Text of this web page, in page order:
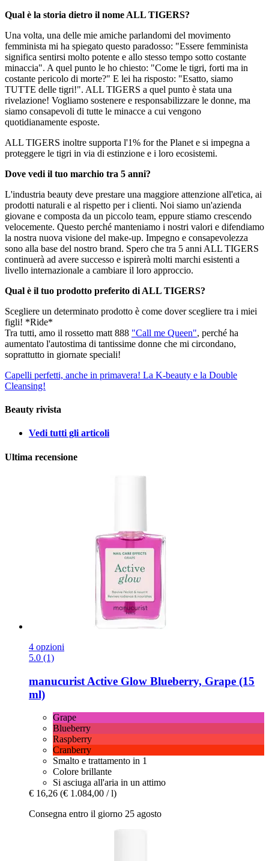
Qual è la storia dietro il nome ALL TIGERS?
Una volta, una delle mie amiche parlandomi del movimento
femminista mi ha spiegato questo paradosso: "Essere femminista
significa sentirsi molto potente e allo stesso tempo sotto costante
minaccia". A quel punto le ho chiesto: "Come le tigri, forti ma in
costante pericolo di morte?" E lei ha risposto: "Esatto, siamo
TUTTE delle tigri!". ALL TIGERS a quel punto è stata una
rivelazione! Vogliamo sostenere e responsabilizzare le donne, ma
siamo consapevoli di tutte le minacce a cui vengono
quotidianamente esposte.
ALL TIGERS inoltre supporta l'1% for the Planet e si impegna a
proteggere le tigri in via di estinzione e i loro ecosistemi.
Dove vedi il tuo marchio tra 5 anni?
L'industria beauty deve prestare una maggiore attenzione all'etica, ai
prodotti naturali e al rispetto per i clienti. Noi siamo un'azienda
giovane e composta da un piccolo team, eppure stiamo crescendo
velocemente. Questo perché manteniamo i nostri valori e difendiamo
la nostra nuova visione del make-up. Impegno e consapevolezza
sono alla base del nostro brand. Spero che tra 5 anni ALL TIGERS
continuerà ad avere successo e ispirerà molti marchi esistenti a
livello internazionale a cambiare il loro approccio.
Qual è il tuo prodotto preferito di ALL TIGERS?
Scegliere un determinato prodotto è come dover scegliere tra i miei
figli! *Ride*
Tra tutti, amo il rossetto matt 888 "Call me Queen", perché ha
aumentato l'autostima di tantissime donne che mi circondano,
soprattutto in giornate speciali!
Capelli perfetti, anche in primavera! La K-beauty e la Double
Cleansing!
Beauty rivista
Vedi tutti gli articoli
Ultima recensione
4 opzioni
5.0 (1)
manucurist Active Glow Blueberry, Grape (15
ml)
Grape
Blueberry
Raspberry
Cranberry
Smalto e trattamento in 1
Colore brillante
Si asciuga all'aria in un attimo
€ 16,26 (€ 1.084,00 / l)
Consegna entro il giorno 25 agosto